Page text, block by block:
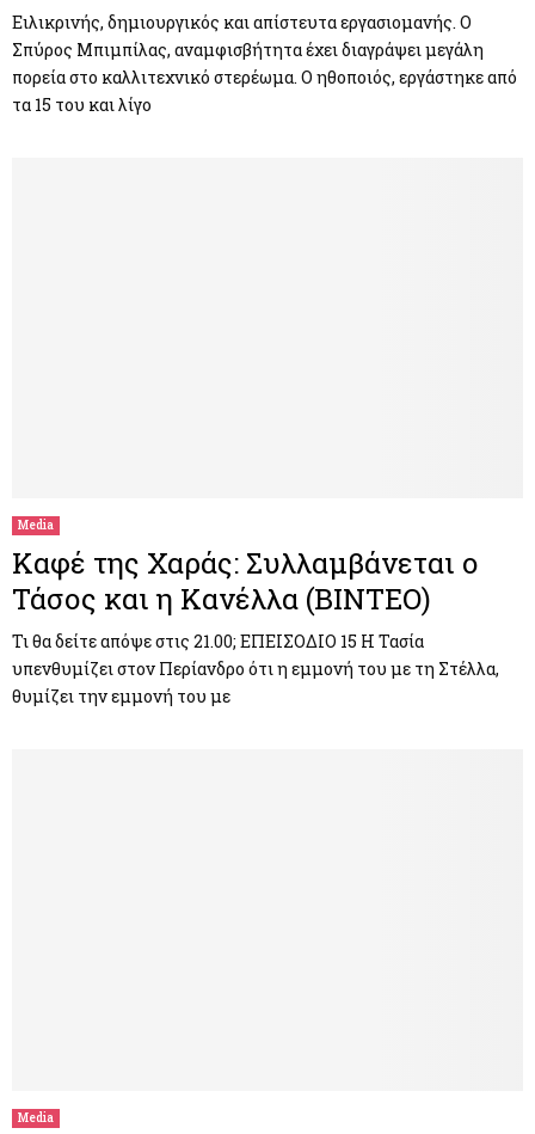
Ειλικρινής, δημιουργικός και απίστευτα εργασιομανής. Ο
Σπύρος Μπιμπίλας, αναμφισβήτητα έχει διαγράψει μεγάλη
πορεία στο καλλιτεχνικό στερέωμα. Ο ηθοποιός, εργάστηκε από
τα 15 του και λίγο
Media
Καφέ της Χαράς: Συλλαμβάνεται ο
Τάσος και η Κανέλλα (ΒΙΝΤΕΟ)
Τι θα δείτε απόψε στις 21.00; ΕΠΕΙΣΟΔΙΟ 15 Η Τασία
υπενθυμίζει στον Περίανδρο ότι η εμμονή του με τη Στέλλα,
θυμίζει την εμμονή του με
Media